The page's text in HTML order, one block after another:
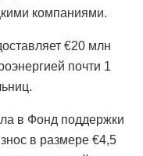
компаниями.
€20 млн
почти 1
в Фонд поддержки
в размере €4,5